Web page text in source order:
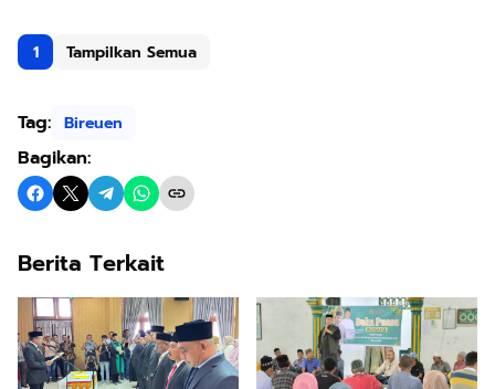
1 Tampilkan Semua
Tag: Bireuen
Bagikan:
Berita Terkait